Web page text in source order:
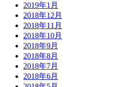
2019年1月
2018年12月
2018年11月
2018年10月
2018年9月
2018年8月
2018年7月
2018年6月